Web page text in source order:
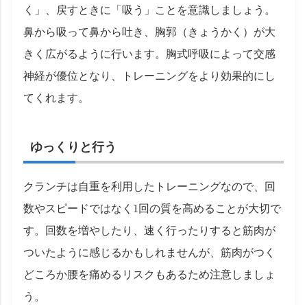
く」、戻すときに「吸う」ことを意識しましょう。
鼻から吸って鼻から吐き、胸郭（きょうかく）が大
きく広がるように行います。胸式呼吸によって交感
神経が優位となり、トレーニングをより効果的にし
てくれます。
ゆっくりと行う
クランチは自重を利用したトレーニングなので、回
数やスピードではなく1回の質を高めることが大切で
す。回数を増やしたり、速く行ったりすると筋肉が
ついたように感じるかもしれませんが、筋肉がつく
どころか腰を痛めるリスクもあるため注意しましょ
う。